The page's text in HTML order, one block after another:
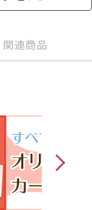
関連商品
)